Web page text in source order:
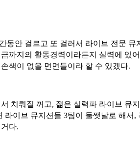
동안 걸르고 또 걸러서 라이브 전문 뮤
까지의 활동경력이라든지 실력에 있
색이 없을 면면들이라 할 수 있겠다.
치뤄질 꺼고, 젊은 실력파 라이브 뮤
라이브 뮤지션들 3팀이 둘쨋날로 해서,
다.